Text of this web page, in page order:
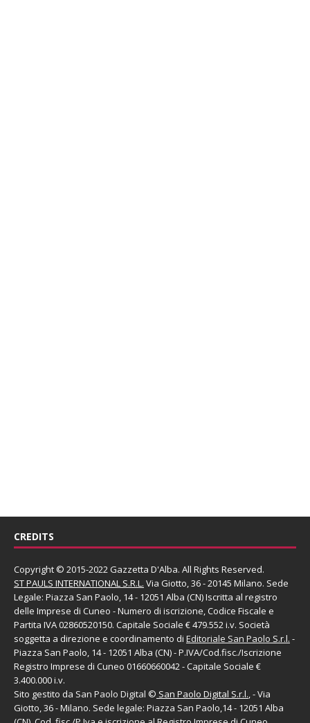
CREDITS
Copyright © 2015-2022 Gazzetta D'Alba. All Rights Reserved.
ST PAULS INTERNATIONAL S.R.L. Via Giotto, 36 - 20145 Milano. Sede
Legale: Piazza San Paolo, 14 - 12051 Alba (CN) Iscritta al registro
delle Imprese di Cuneo - Numero di iscrizione, Codice Fiscale e
Partita IVA 02860520150. Capitale Sociale € 479.552 i.v. Società
soggetta a direzione e coordinamento di Editoriale San Paolo S.r.l. -
Piazza San Paolo, 14 - 12051 Alba (CN) - P.IVA/Cod.fisc./Iscrizione
Registro Imprese di Cuneo 01660660042 - Capitale Sociale €
3.400.000 i.v.
Sito gestito da San Paolo Digital © San Paolo Digital S.r.l., - Via
Giotto, 36 - Milano. Sede legale: Piazza San Paolo,14 - 12051 Alba